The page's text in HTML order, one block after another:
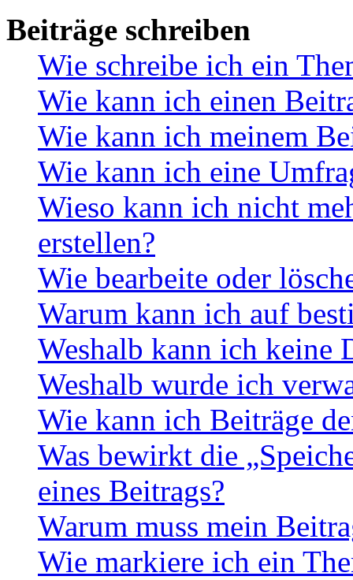
Beiträge schreiben
Wie schreibe ich ein
Wie kann ich einen
Wie kann ich meinem
Wie kann ich eine
Wieso kann ich nicht
erstellen?
Wie bearbeite oder
Warum kann ich auf
Weshalb kann ich keine
Weshalb wurde ich
Wie kann ich Beiträge
Was bewirkt die
eines Beitrags?
Warum muss mein
Wie markiere ich ein